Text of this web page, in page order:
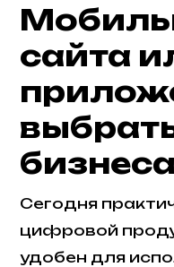
+7 (980) 671-39-
сайта
бизнеса
Сегодня
цифровой
удобен для